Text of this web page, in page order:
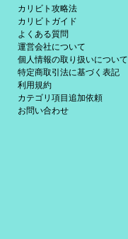
カリビト攻略法
カリビトガイド
よくある質問
運営会社について
個人情報の取り扱いについて
特定商取引法に基づく表記
利用規約
カテゴリ項目追加依頼
お問い合わせ